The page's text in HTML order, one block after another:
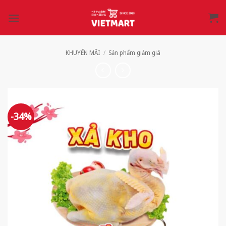
qua
KHUYẾN MÃI / Sản phẩm giảm giá
-34%